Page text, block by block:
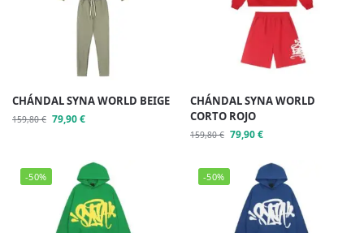
CHÁNDAL SYNA WORLD BEIGE
159,80€ 79,90€
CHÁNDAL SYNA WORLD
CORTO ROJO
159,80€ 79,90€
-50% -50%